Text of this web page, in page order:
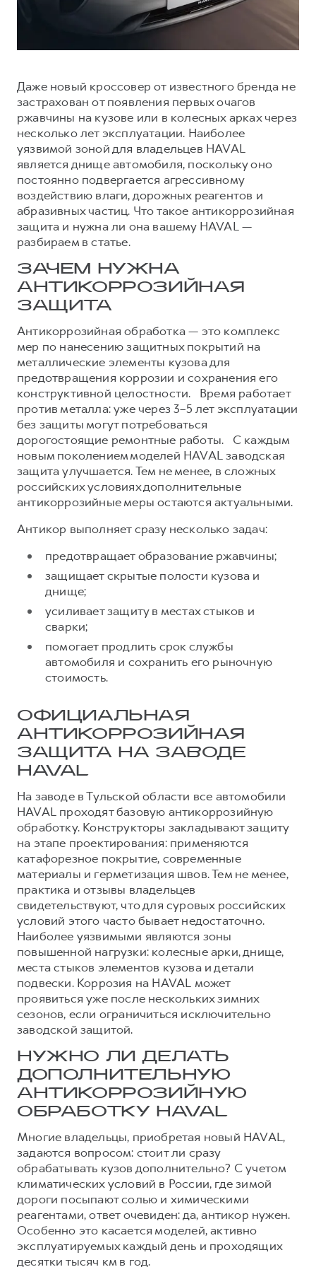
КРЕДИТ И СТРАХОВАНИЕ
Кредитный калькулятор
Страхование
Кредит
КОРПОРАТИВНЫМ КЛИЕНТАМ
Для малого бизнеса
Корпоративным клиентам
Крупным корпоративным клиентам
Система управления автопарком
HAVAL Лизинг
АКСЕССУАРЫ HAVAL
Автомобильные аксессуары
Коллекция PRO
Коллекция Базовая
Коллекция Детская
СЕРВИСНОЕ ОБСЛУЖИВАНИЕ
Регламенты технического обслуживания
Электронный ПТС
ПОДДЕРЖКА
GWM Безопасность
Гарантия HAVAL
Мобильное приложение GWM
Программа «HAVAL Защита+»
Руководства по эксплуатации
Подписки
АКСЕССУАРЫ HAVAL
Автомобильные аксессуары
Коллекция PRO
Коллекция Базовая
Коллекция Детская
Даже новый кроссовер от известного бренда не
застрахован от появления первых очагов
ржавчины на кузове или в колесных арках через
несколько лет эксплуатации. Наиболее
уязвимой зоной для владельцев HAVAL
является днище автомобиля, поскольку оно
постоянно подвергается агрессивному
воздействию влаги, дорожных реагентов и
абразивных частиц. Что такое антикоррозийная
защита и нужна ли она вашему HAVAL —
разбираем в статье.
ЗАЧЕМ НУЖНА
АНТИКОРРОЗИЙНАЯ
ЗАЩИТА
Антикоррозийная обработка — это комплекс
мер по нанесению защитных покрытий на
металлические элементы кузова для
предотвращения коррозии и сохранения его
конструктивной целостности. Время работает
против металла: уже через 3–5 лет эксплуатации
без защиты могут потребоваться
дорогостоящие ремонтные работы. С каждым
новым поколением моделей HAVAL заводская
защита улучшается. Тем не менее, в сложных
российских условиях дополнительные
антикоррозийные меры остаются актуальными.
Антикор выполняет сразу несколько задач:
предотвращает образование ржавчины;
защищает скрытые полости кузова и
днище;
усиливает защиту в местах стыков и
сварки;
помогает продлить срок службы
автомобиля и сохранить его рыночную
стоимость.
ОФИЦИАЛЬНАЯ
АНТИКОРРОЗИЙНАЯ
ЗАЩИТА НА ЗАВОДЕ
HAVAL
На заводе в Тульской области все автомобили
HAVAL проходят базовую антикоррозийную
обработку. Конструкторы закладывают защиту
на этапе проектирования: применяются
катафорезное покрытие, современные
материалы и герметизация швов. Тем не менее,
практика и отзывы владельцев
свидетельствуют, что для суровых российских
условий этого часто бывает недостаточно.
Наиболее уязвимыми являются зоны
повышенной нагрузки: колесные арки, днище,
места стыков элементов кузова и детали
подвески. Коррозия на HAVAL может
проявиться уже после нескольких зимних
сезонов, если ограничиться исключительно
заводской защитой.
НУЖНО ЛИ ДЕЛАТЬ
ДОПОЛНИТЕЛЬНУЮ
АНТИКОРРОЗИЙНУЮ
ОБРАБОТКУ HAVAL
Многие владельцы, приобретая новый HAVAL,
задаются вопросом: стоит ли сразу
обрабатывать кузов дополнительно? С учетом
климатических условий в России, где зимой
дороги посыпают солью и химическими
реагентами, ответ очевиден: да, антикор нужен.
Особенно это касается моделей, активно
эксплуатируемых каждый день и проходящих
десятки тысяч км в год.